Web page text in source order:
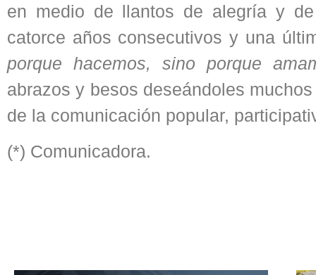
en medio de llantos de alegría y
catorce años consecutivos y una
porque hacemos, sino porque
abrazos y besos deseándoles
de la comunicación popular,
(*) Comunicadora.